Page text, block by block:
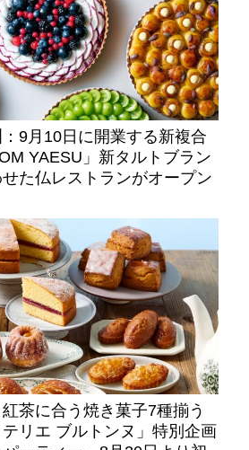
9月10日に開業する新複合
YAESU」新タルトブラン
せた仏レストランがオープン
茶に合う焼き菓子7種揃う
テリエ ブルトンヌ」特別企画